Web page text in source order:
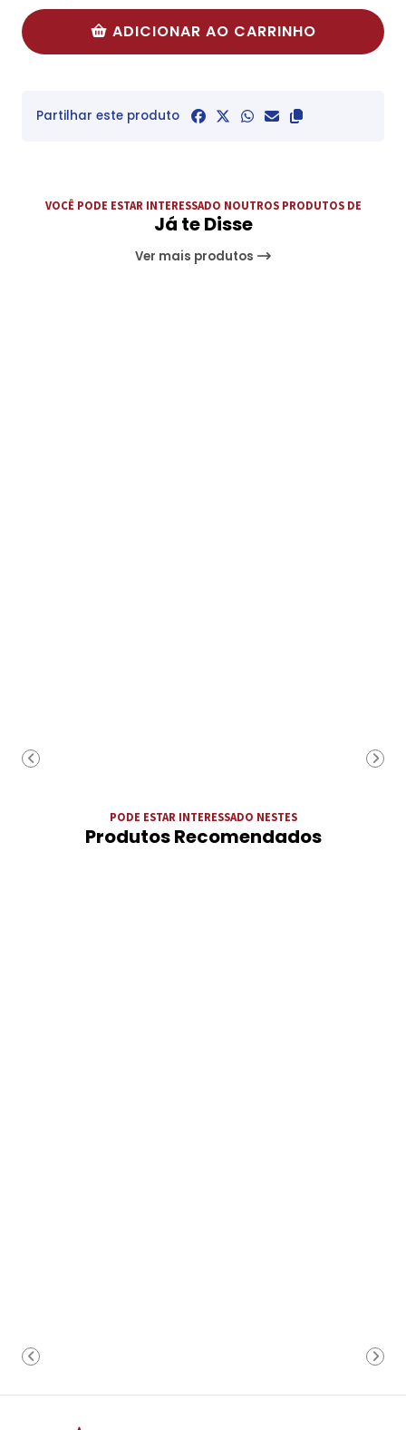
ADICIONAR AO CARRINHO
Partilhar este produto
VOCÊ PODE ESTAR INTERESSADO NOUTROS PRODUTOS DE
Já te Disse
Ver mais produtos
PODE ESTAR INTERESSADO NESTES
Produtos Recomendados